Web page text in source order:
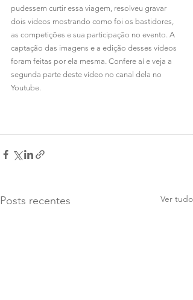
pudessem curtir essa viagem, resolveu gravar
dois videos mostrando como foi os bastidores,
as competições e sua participação no evento. A
captação das imagens e a edição desses vídeos
foram feitas por ela mesma. Confere aí e veja a
segunda parte deste vídeo no canal dela no
Youtube.
Posts recentes Ver tudo